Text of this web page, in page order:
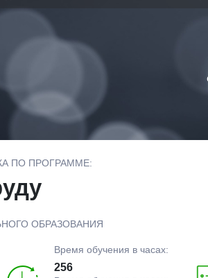
ПО ПРОГРАММЕ:
ОБРАЗОВАНИЯ
Время обучения в часах:
256